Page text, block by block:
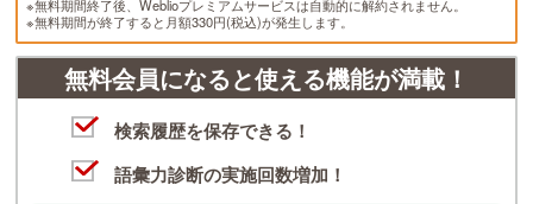
※無料期間終了後、Weblioプレミアムサービスは自動的に解約されません。
※無料期間が終了すると月額330円(税込)が発生します。
無料会員になると使える機能が満載！
検索履歴を保存できる！
語彙力診断の実施回数増加！